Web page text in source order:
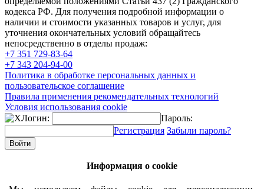
кодекса РФ. Для получения подробной информации о
наличии и стоимости указанных товаров и услуг, для
уточнения окончательных условий обращайтесь
непосредственно в отделы продаж:
+7 351 729-83-64
+7 343 204-94-00
Политика в обработке персональных данных и
пользовательское соглашение
Правила применения рекомендательных технологий
Условия использования cookie
Логин:
Пароль:
Регистрация Забыли пароль?
Информация о cookie